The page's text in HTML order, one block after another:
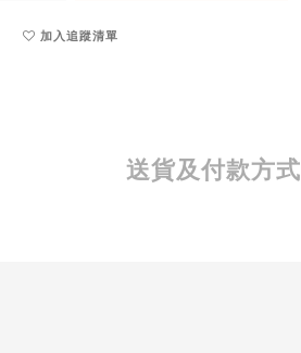
加入追蹤清單
送貨及付款方式